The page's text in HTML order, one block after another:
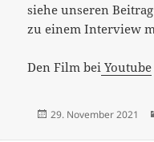
siehe unseren
zu einem Interview
Den Film bei Youtube
Veröffentlicht
29. November 2021